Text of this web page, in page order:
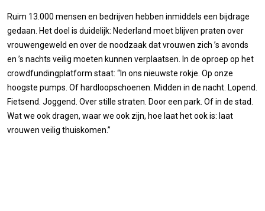
Ruim 13.000 mensen en bedrijven hebben inmiddels een bijdrage
gedaan. Het doel is duidelijk: Nederland moet blijven praten over
vrouwengeweld en over de noodzaak dat vrouwen zich ’s avonds
en ’s nachts veilig moeten kunnen verplaatsen. In de oproep op het
crowdfundingplatform staat: “In ons nieuwste rokje. Op onze
hoogste pumps. Of hardloopschoenen. Midden in de nacht. Lopend.
Fietsend. Joggend. Over stille straten. Door een park. Of in de stad.
Wat we ook dragen, waar we ook zijn, hoe laat het ook is: laat
vrouwen veilig thuiskomen.”